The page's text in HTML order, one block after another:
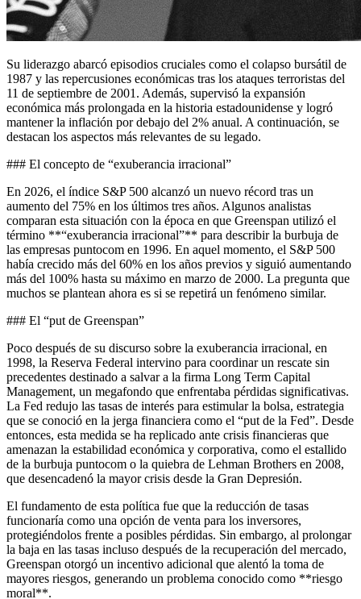
Su liderazgo abarcó episodios cruciales como el colapso bursátil de
1987 y las repercusiones económicas tras los ataques terroristas del
11 de septiembre de 2001. Además, supervisó la expansión
económica más prolongada en la historia estadounidense y logró
mantener la inflación por debajo del 2% anual. A continuación, se
destacan los aspectos más relevantes de su legado.
### El concepto de “exuberancia irracional”
En 2026, el índice S&P 500 alcanzó un nuevo récord tras un
aumento del 75% en los últimos tres años. Algunos analistas
comparan esta situación con la época en que Greenspan utilizó el
término **“exuberancia irracional”** para describir la burbuja de
las empresas puntocom en 1996. En aquel momento, el S&P 500
había crecido más del 60% en los años previos y siguió aumentando
más del 100% hasta su máximo en marzo de 2000. La pregunta que
muchos se plantean ahora es si se repetirá un fenómeno similar.
### El “put de Greenspan”
Poco después de su discurso sobre la exuberancia irracional, en
1998, la Reserva Federal intervino para coordinar un rescate sin
precedentes destinado a salvar a la firma Long Term Capital
Management, un megafondo que enfrentaba pérdidas significativas.
La Fed redujo las tasas de interés para estimular la bolsa, estrategia
que se conoció en la jerga financiera como el “put de la Fed”. Desde
entonces, esta medida se ha replicado ante crisis financieras que
amenazan la estabilidad económica y corporativa, como el estallido
de la burbuja puntocom o la quiebra de Lehman Brothers en 2008,
que desencadenó la mayor crisis desde la Gran Depresión.
El fundamento de esta política fue que la reducción de tasas
funcionaría como una opción de venta para los inversores,
protegiéndolos frente a posibles pérdidas. Sin embargo, al prolongar
la baja en las tasas incluso después de la recuperación del mercado,
Greenspan otorgó un incentivo adicional que alentó la toma de
mayores riesgos, generando un problema conocido como **riesgo
moral**.